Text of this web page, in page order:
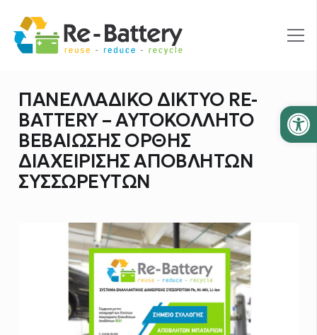
ΠΑΝΕΛΛΑΔΙΚΟ ΔΙΚΤΥΟ RE-
BATTERY – ΑΥΤΟΚΟΛΛΗΤΟ
ΒΕΒΑΙΩΣΗΣ ΟΡΘΗΣ
ΔΙΑΧΕΙΡΙΣΗΣ ΑΠΟΒΛΗΤΩΝ
ΣΥΣΣΩΡΕΥΤΩΝ